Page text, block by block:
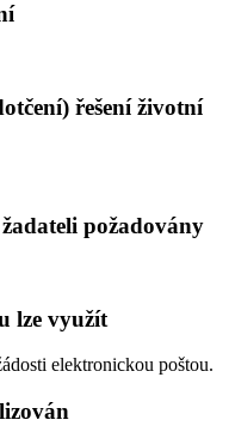
řešení životní
požadovány
lze využít
elektronickou poštou.